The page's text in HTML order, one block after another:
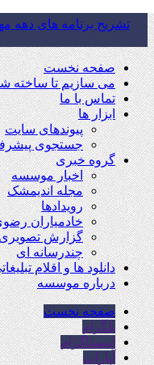
تشریح برنامه های دهه
صفحه نخست
می سازیم تا ساخته
تماس با ما
ابزار ها
پیوندهای سایت
جستجوی
گروه خبری
اخبار موسسه
مجله اندیمشک
رویدادها
خادمیاران
گزارش
چندرسانه ای
دانلود ها و اقلام
درباره موسسه
صفحه نخست
تلگرام
اینستاگرام
آپارات